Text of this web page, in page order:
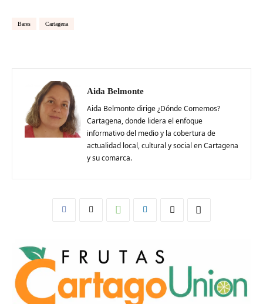
Bares Cartagena
Aida Belmonte
Aida Belmonte dirige ¿Dónde Comemos?
Cartagena, donde lidera el enfoque
informativo del medio y la cobertura de
actualidad local, cultural y social en Cartagena
y su comarca.